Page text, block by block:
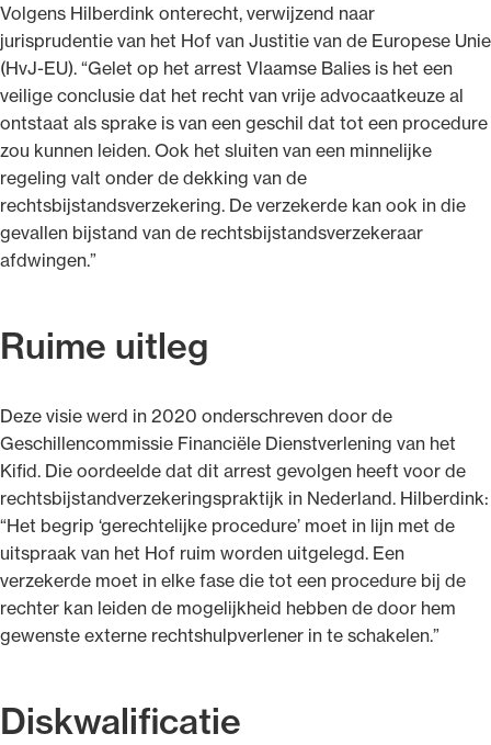
Volgens Hilberdink onterecht, verwijzend naar
jurisprudentie van het Hof van Justitie van de Europese Unie
(HvJ-EU). “Gelet op het arrest Vlaamse Balies is het een
veilige conclusie dat het recht van vrije advocaatkeuze al
ontstaat als sprake is van een geschil dat tot een procedure
zou kunnen leiden. Ook het sluiten van een minnelijke
regeling valt onder de dekking van de
rechtsbijstandsverzekering. De verzekerde kan ook in die
gevallen bijstand van de rechtsbijstandsverzekeraar
afdwingen.”
Ruime uitleg
Deze visie werd in 2020 onderschreven door de
Geschillencommissie Financiële Dienstverlening van het
Kifid. Die oordeelde dat dit arrest gevolgen heeft voor de
rechtsbijstandverzekeringspraktijk in Nederland. Hilberdink:
“Het begrip ‘gerechtelijke procedure’ moet in lijn met de
uitspraak van het Hof ruim worden uitgelegd. Een
verzekerde moet in elke fase die tot een procedure bij de
rechter kan leiden de mogelijkheid hebben de door hem
gewenste externe rechtshulpverlener in te schakelen.”
Diskwalificatie